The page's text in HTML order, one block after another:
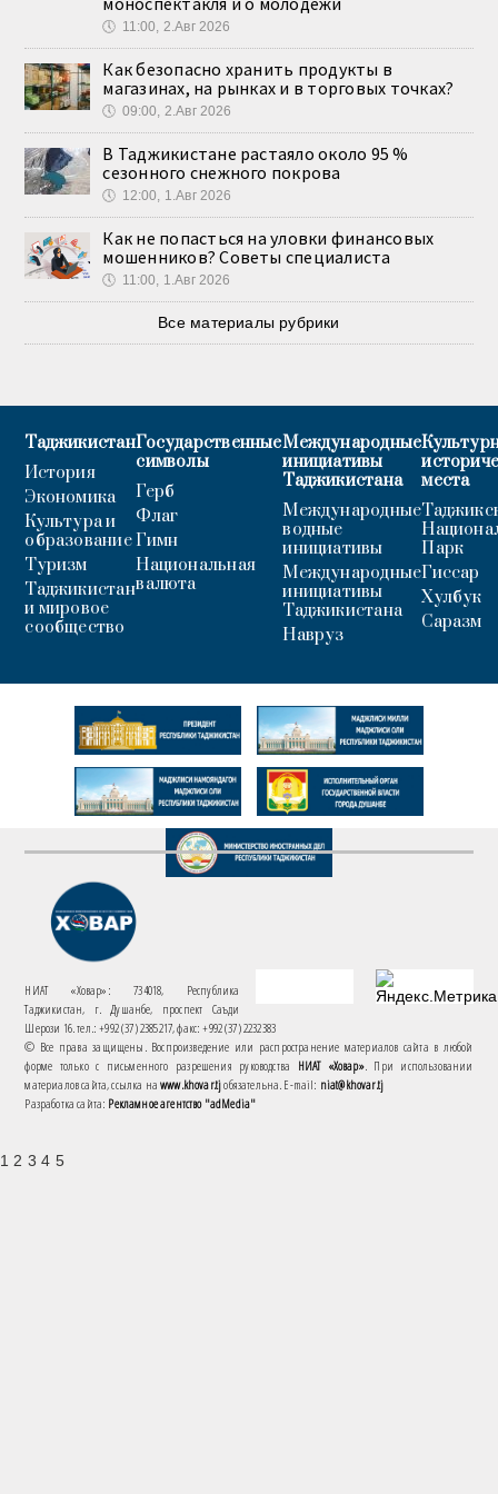
🕔 11:00, 2.Авг 2026
Как безопасно хранить продукты в
магазинах, на рынках и в торговых точках?
🕔 09:00, 2.Авг 2026
В Таджикистане растаяло около 95 %
сезонного снежного покрова
🕔 12:00, 1.Авг 2026
Как не попасться на уловки финансовых
мошенников? Советы специалиста
🕔 11:00, 1.Авг 2026
Все материалы рубрики
Таджикистан
История
Экономика
Культура и
образование
Туризм
Таджикистан
и мировое
сообщество
Государственные
символы
Герб
Флаг
Гимн
Национальная
валюта
Международные
инициативы
Таджикистана
Международные
водные
инициативы
Международные
инициативы
Таджикистана
Навруз
места
Парк
Гиссар
Хулбук
Саразм
НИАТ «Ховар»: 734018, Республика
Таджикистан, г. Душанбе, проспект Саъди
Шерози 16. тел.: +992 (37) 2385217, факс: +992 (37) 2232383
© Все права защищены. Воспроизведение или распространение материалов сайта в любой
форме только с письменного разрешения руководства НИАТ «Ховар». При использовании
материалов сайта, ссылка наwww.khovar.tjобязательна. E-mail: niat@khovar.tj
Разработка сайта: Рекламное агентство "adMedia"
1 2 3 4 5